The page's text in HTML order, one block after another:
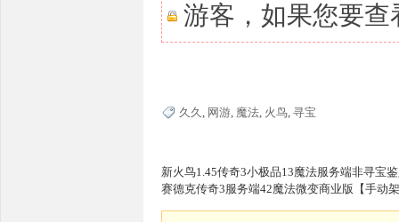
游客，如果您要
久久, 网游, 魔法, 火鸟, 寻宝
新火鸟1.45传奇3小极品13魔法服务端非寻宝
赛德克传奇3服务端42魔法微变商业版【手动